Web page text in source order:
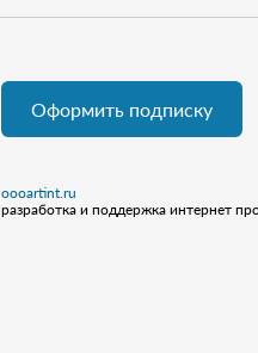
Оформить подписку
oooartint.ru
разработка и поддержка интернет